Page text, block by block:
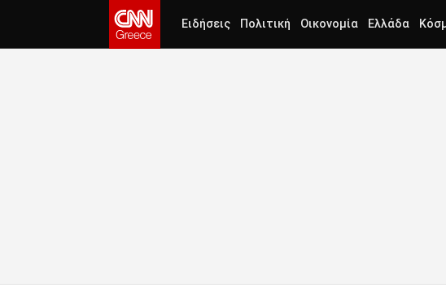
Ειδήσεις Πολιτική Οικονομία Ελλάδα